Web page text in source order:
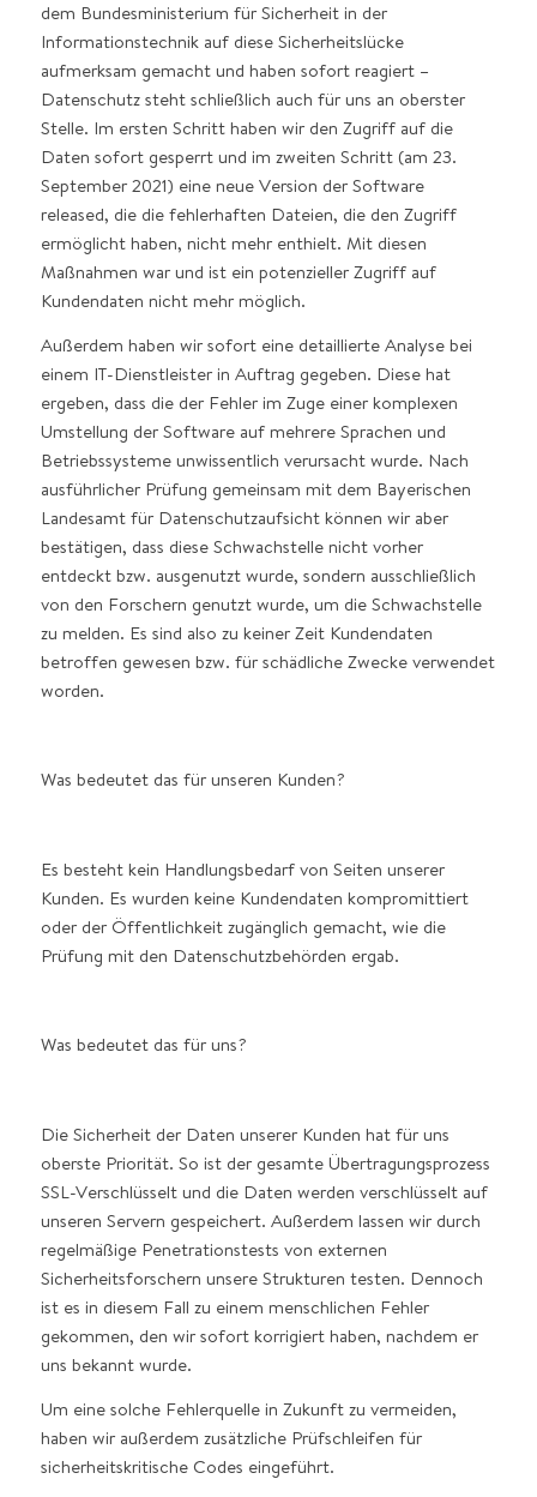
dem Bundesministerium für Sicherheit in der
Informationstechnik auf diese Sicherheitslücke
aufmerksam gemacht und haben sofort reagiert –
Datenschutz steht schließlich auch für uns an oberster
Stelle. Im ersten Schritt haben wir den Zugriff auf die
Daten sofort gesperrt und im zweiten Schritt (am 23.
September 2021) eine neue Version der Software
released, die die fehlerhaften Dateien, die den Zugriff
ermöglicht haben, nicht mehr enthielt. Mit diesen
Maßnahmen war und ist ein potenzieller Zugriff auf
Kundendaten nicht mehr möglich.
Außerdem haben wir sofort eine detaillierte Analyse bei
einem IT-Dienstleister in Auftrag gegeben. Diese hat
ergeben, dass die der Fehler im Zuge einer komplexen
Umstellung der Software auf mehrere Sprachen und
Betriebssysteme unwissentlich verursacht wurde. Nach
ausführlicher Prüfung gemeinsam mit dem Bayerischen
Landesamt für Datenschutzaufsicht können wir aber
bestätigen, dass diese Schwachstelle nicht vorher
entdeckt bzw. ausgenutzt wurde, sondern ausschließlich
von den Forschern genutzt wurde, um die Schwachstelle
zu melden. Es sind also zu keiner Zeit Kundendaten
betroffen gewesen bzw. für schädliche Zwecke verwendet
worden.
Was bedeutet das für unseren Kunden?
Es besteht kein Handlungsbedarf von Seiten unserer
Kunden. Es wurden keine Kundendaten kompromittiert
oder der Öffentlichkeit zugänglich gemacht, wie die
Prüfung mit den Datenschutzbehörden ergab.
Was bedeutet das für uns?
Die Sicherheit der Daten unserer Kunden hat für uns
oberste Priorität. So ist der gesamte Übertragungsprozess
SSL-Verschlüsselt und die Daten werden verschlüsselt auf
unseren Servern gespeichert. Außerdem lassen wir durch
regelmäßige Penetrationstests von externen
Sicherheitsforschern unsere Strukturen testen. Dennoch
ist es in diesem Fall zu einem menschlichen Fehler
gekommen, den wir sofort korrigiert haben, nachdem er
uns bekannt wurde.
Um eine solche Fehlerquelle in Zukunft zu vermeiden,
haben wir außerdem zusätzliche Prüfschleifen für
sicherheitskritische Codes eingeführt.